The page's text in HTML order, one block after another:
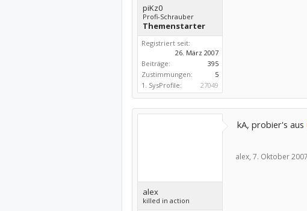
piKz0
Profi-Schrauber
Themenstarter
Registriert seit:
26. März 2007
Beiträge:
395
Zustimmungen:
5
1. SysProfile:
27049
alex
killed in action
kA, probier's aus
alex, 7. Oktober 2007